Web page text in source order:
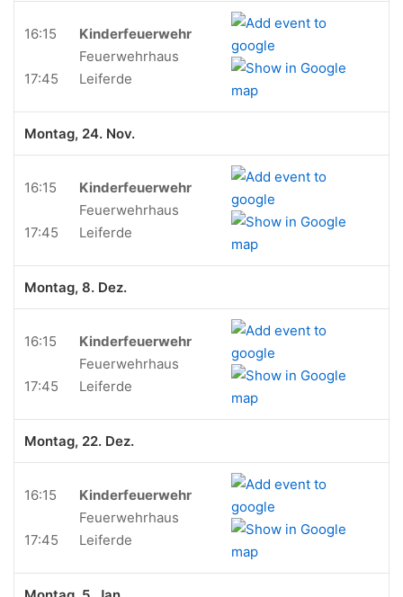
16:15
17:45
Kinderfeuerwehr
Feuerwehrhaus
Leiferde
Montag, 24. Nov.
16:15
17:45
Kinderfeuerwehr
Feuerwehrhaus
Leiferde
Montag, 8. Dez.
16:15
17:45
Kinderfeuerwehr
Feuerwehrhaus
Leiferde
Montag, 22. Dez.
16:15
17:45
Kinderfeuerwehr
Feuerwehrhaus
Leiferde